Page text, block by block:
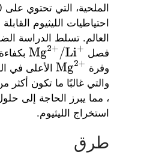
احتياطيات الليثيوم
العالم. تسلط الدراسة
فصل
Mg2+/Li+
وفرة
Mg2+
الأعلى في
والتي غالبًا ما تكون أكثر من 20 مرة
، مما يبرز الحاجة إلى
استخراج الليثيوم.
طرق